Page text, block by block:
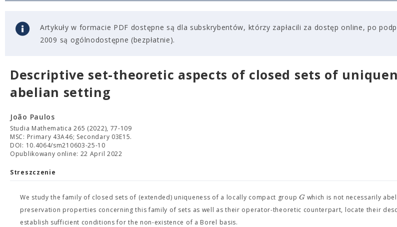
Artykuły w formacie PDF dostępne są dla subskrybentów, którzy zapłacili za dostęp online, po
2009 są ogólnodostępne (bezpłatnie).
Descriptive set-theoretic aspects of closed sets of
abelian setting
João Paulos
Studia Mathematica 265 (2022), 77-109
MSC: Primary 43A46; Secondary 03E15.
DOI: 10.4064/sm210603-25-10
Opublikowany online: 22 April 2022
Streszczenie
We study the family of closed sets of (extended) uniqueness of a locally compact group Gwhich is not necessarily
preservation properties concerning this family of sets as well as their operator-theoretic counterpart, locate their
establish sufficient conditions for the non-existence of a Borel basis.